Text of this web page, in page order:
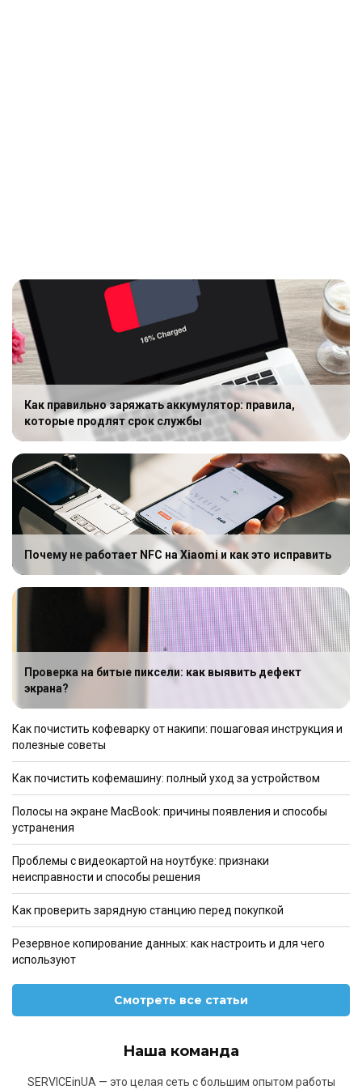
Как правильно заряжать аккумулятор: правила,
которые продлят срок службы
Почему не работает NFC на Xiaomi и как это исправить
Проверка на битые пиксели: как выявить дефект
экрана?
Как почистить кофеварку от накипи: пошаговая инструкция и
полезные советы
Как почистить кофемашину: полный уход за устройством
Полосы на экране MacBook: причины появления и способы
устранения
Проблемы с видеокартой на ноутбуке: признаки
неисправности и способы решения
Как проверить зарядную станцию перед покупкой
Резервное копирование данных: как настроить и для чего
используют
Смотреть все статьи
Наша команда
SERVICEinUA — это целая сеть с большим опытом работы